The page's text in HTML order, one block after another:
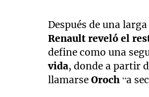
Después de una
Renault reveló el
define como una
vida, donde a partir
llamarseOroch “a